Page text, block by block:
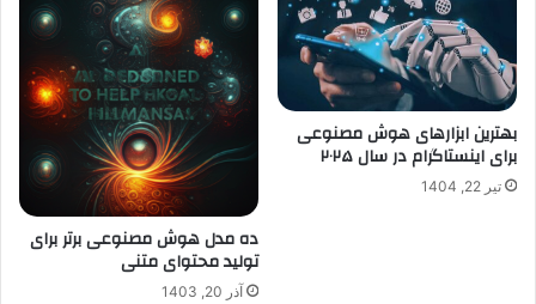
بهترین ابزارهای هوش مصنوعی
برای اینستاگرام در سال ۲۰۲۵
تیر 22, 1404
ده مدل هوش مصنوعی برتر برای
تولید محتوای متنی
آذر 20, 1403